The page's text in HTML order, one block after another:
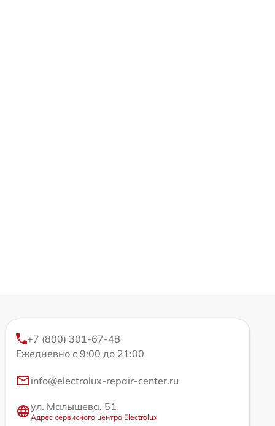
+7 (800) 301-67-48
Ежедневно с 9:00 до 21:00
info@electrolux-repair-center.ru
ул. Малышева, 51
Адрес сервисного центра Electrolux